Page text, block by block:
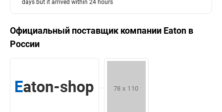
days but it arrived within 24 hours
Официальный поставщик компании Eaton в
России